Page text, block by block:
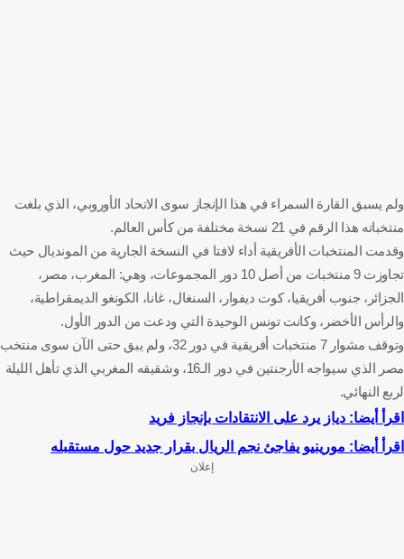
ولم يسبق القارة السمراء في هذا الإنجاز سوى الاتحاد الأوروبي، الذي بلغت
منتخباته هذا الرقم في 21 نسخة مختلفة من كأس العالم.
وقدمت المنتخبات الأفريقية أداء لافتا في النسخة الجارية من المونديال حيث
تجاوزت 9 منتخبات من أصل 10 دور المجموعات، وهي: المغرب، مصر،
الجزائر، جنوب أفريقيا، كوت ديفوار، السنغال، غانا، الكونغو الديمقراطية،
والرأس الأخضر، وكانت تونس الوحيدة التي ودعت من الدور الأول.
وتوقف مشوار 7 منتخبات أفريقية في دور 32، ولم يبق حتى الآن سوى منتخب
مصر الذي سيواجه الأرجنتين في دور الـ16، وشقيقه المغربي الذي تأهل الليلة
لربع النهائي.
اقرأ أيضا: دياز يرد على الانتقادات بإنجاز فريد
اقرأ أيضا: مورينيو يفاجئ نجم الريال بقرار جديد حول مستقبله
إعلان